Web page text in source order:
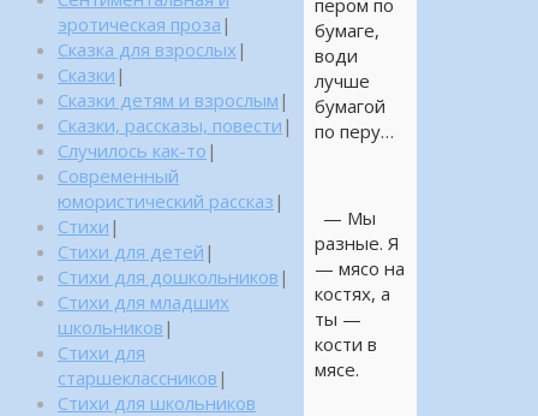
пером по
бумаге,
води
лучше
бумагой
по перу…
— Мы
разные. Я
— мясо на
костях, а
ты —
кости в
мясе.
эротическая проза |
Сказка для взрослых |
Сказки |
Сказки детям и взрослым |
Сказки, рассказы, повести |
Случилось как-то |
Современный
юмористический рассказ |
Стихи |
Стихи для детей |
Стихи для дошкольников |
Стихи для младших
школьников |
Стихи для
старшеклассников |
Стихи для школьников